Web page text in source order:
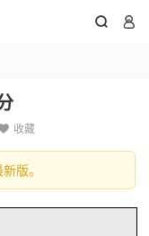
 
收藏
版。